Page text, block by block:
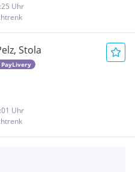
Uhr
Stola
PayLivery
Uhr